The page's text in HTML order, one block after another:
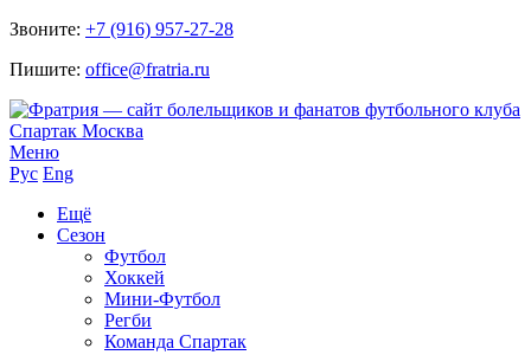
Звоните: +7 (916) 957-27-28
Пишите: office@fratria.ru
Меню
Рус Eng
Ещё
Сезон
Футбол
Хоккей
Мини-Футбол
Регби
Команда Спартак